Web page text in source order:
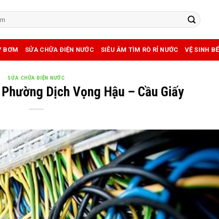
BƠM SỬA CHỮA ĐIỆN NƯỚC SIÊU ÂM TÌM RÒ RỈ NƯỚC VỆ SINH
SỬA CHỮA ĐIỆN NƯỚC
Dịch Vọng Hậu – Cầu Giấy